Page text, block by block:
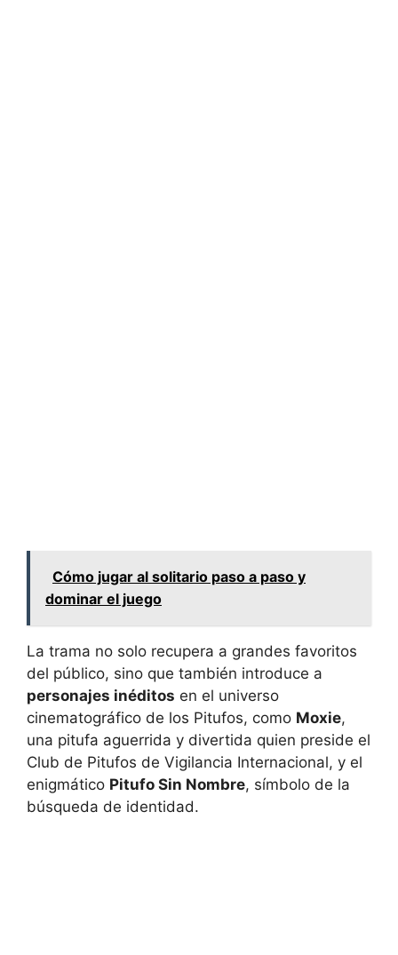
Cómo jugar al solitario paso a paso y
dominar el juego
La trama no solo recupera a grandes favoritos
del público, sino que también introduce a
personajes inéditos en el universo
cinematográfico de los Pitufos, como Moxie,
una pitufa aguerrida y divertida quien preside el
Club de Pitufos de Vigilancia Internacional, y el
enigmático Pitufo Sin Nombre, símbolo de la
búsqueda de identidad.